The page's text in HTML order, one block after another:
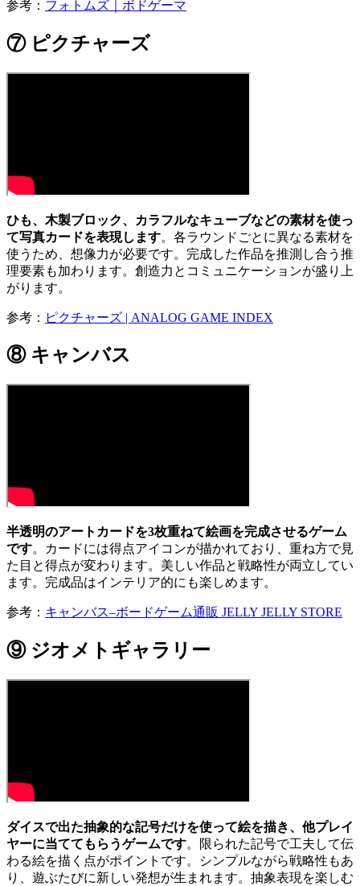
参考： フォトムズ｜ボドゲーマ
⑦ ピクチャーズ
ひも、木製ブロック、カラフルなキューブなどの素材を使っ
て写真カードを表現します。各ラウンドごとに異なる素材を
使うため、想像力が必要です。完成した作品を推測し合う推
理要素も加わります。創造力とコミュニケーションが盛り上
がります。
参考： ピクチャーズ | ANALOG GAME INDEX
⑧ キャンバス
半透明のアートカードを3枚重ねて絵画を完成させるゲーム
です。カードには得点アイコンが描かれており、重ね方で見
た目と得点が変わります。美しい作品と戦略性が両立してい
ます。完成品はインテリア的にも楽しめます。
参考： キャンバス–ボードゲーム通販 JELLY JELLY STORE
⑨ ジオメトギャラリー
ダイスで出た抽象的な記号だけを使って絵を描き、他プレイ
ヤーに当ててもらうゲームです。限られた記号で工夫して伝
わる絵を描く点がポイントです。シンプルながら戦略性もあ
り、遊ぶたびに新しい発想が生まれます。抽象表現を楽しむ